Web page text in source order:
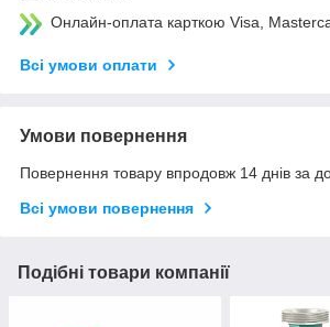
Онлайн-оплата карткою Visa,
Всі умови оплати
Умови повернення
Повернення товару впродовж 14 днів за
Всі умови повернення
Подібні товари компанії